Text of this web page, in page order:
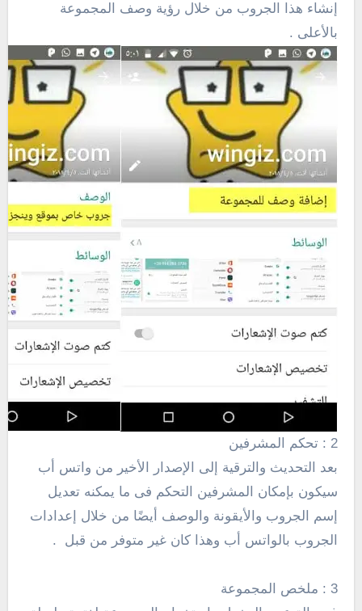
إنشاء هذا الجروب من خلال رؤية وصف المجموعة
بالأعلى .
2 : تحكم المشرفين
بعد التحديث والترقية إلى الإصدار الأخير من واتس أب
سيكون بإمكان المشرفين التحكم فى ما يمكنه تعديل
إسم الجروب والأيقونة والوصف أيضًا من خلال إعدادات
الجروب بالواتس أب وهذا كان غير متوفر من قبل .
3 : ملخص المجموعة